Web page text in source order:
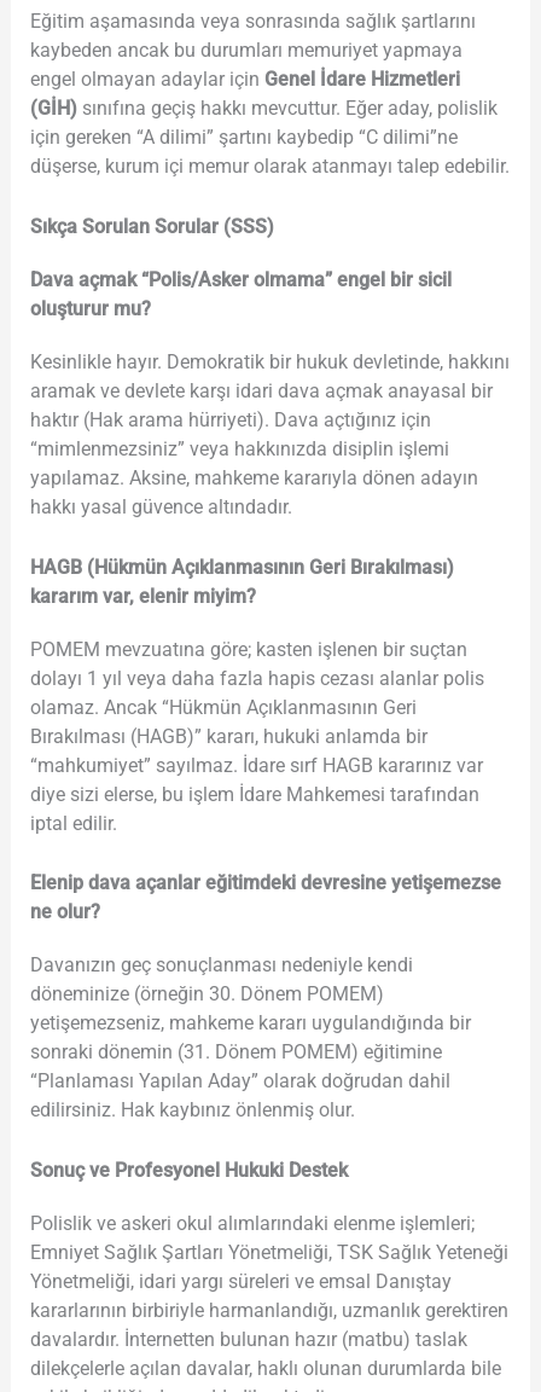
Eğitim aşamasında veya sonrasında sağlık şartlarını
kaybeden ancak bu durumları memuriyet yapmaya
engel olmayan adaylar için Genel İdare Hizmetleri
(GİH)sınıfına geçiş hakkı mevcuttur. Eğer aday, polislik
için gereken “A dilimi” şartını kaybedip “C dilimi”ne
düşerse, kurum içi memur olarak atanmayı talep edebilir.
Sıkça Sorulan Sorular (SSS)
Dava açmak “Polis/Asker olmama” engel bir sicil
oluşturur mu?
Kesinlikle hayır. Demokratik bir hukuk devletinde, hakkını
aramak ve devlete karşı idari dava açmak anayasal bir
haktır (Hak arama hürriyeti). Dava açtığınız için
“mimlenmezsiniz” veya hakkınızda disiplin işlemi
yapılamaz. Aksine, mahkeme kararıyla dönen adayın
hakkı yasal güvence altındadır.
HAGB (Hükmün Açıklanmasının Geri Bırakılması)
kararım var, elenir miyim?
POMEM mevzuatına göre; kasten işlenen bir suçtan
dolayı 1 yıl veya daha fazla hapis cezası alanlar polis
olamaz. Ancak “Hükmün Açıklanmasının Geri
Bırakılması (HAGB)” kararı, hukuki anlamda bir
“mahkumiyet” sayılmaz. İdare sırf HAGB kararınız var
diye sizi elerse, bu işlem İdare Mahkemesi tarafından
iptal edilir.
Elenip dava açanlar eğitimdeki devresine yetişemezse
ne olur?
Davanızın geç sonuçlanması nedeniyle kendi
döneminize (örneğin 30. Dönem POMEM)
yetişemezseniz, mahkeme kararı uygulandığında bir
sonraki dönemin (31. Dönem POMEM) eğitimine
“Planlaması Yapılan Aday” olarak doğrudan dahil
edilirsiniz. Hak kaybınız önlenmiş olur.
Sonuç ve Profesyonel Hukuki Destek
Polislik ve askeri okul alımlarındaki elenme işlemleri;
Emniyet Sağlık Şartları Yönetmeliği, TSK Sağlık Yeteneği
Yönetmeliği, idari yargı süreleri ve emsal Danıştay
kararlarının birbiriyle harmanlandığı, uzmanlık gerektiren
davalardır. İnternetten bulunan hazır (matbu) taslak
dilekçelerle açılan davalar, haklı olunan durumlarda bile